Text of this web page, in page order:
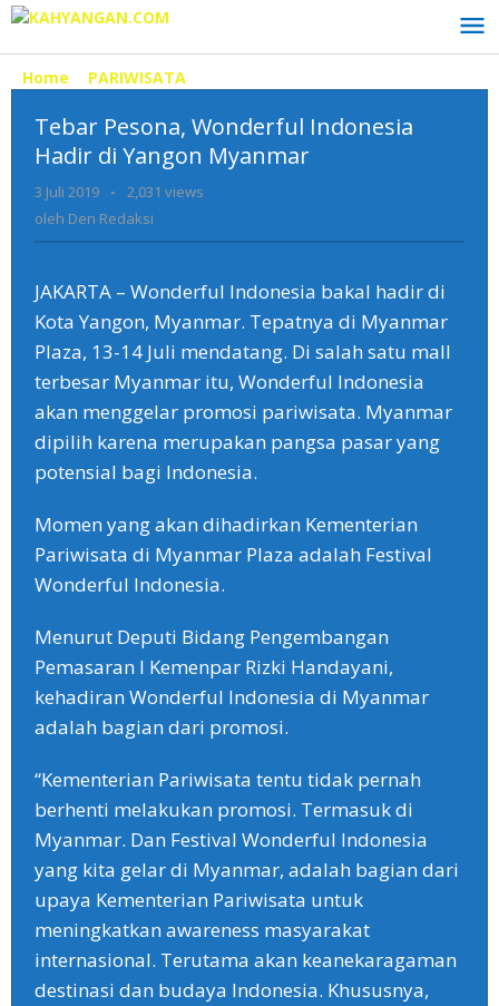
Lewati
konten
Home
PARIWISATA
Wonderful
Indonesia
Hadir
di
Myanmar
Tebar Pesona, Wonderful Indonesia
Hadir di Yangon Myanmar
3 Juli 2019
oleh
Den
-
2,031 views
oleh Den Redaksi
JAKARTA – Wonderful Indonesia bakal hadir di
Kota Yangon, Myanmar. Tepatnya di Myanmar
Plaza, 13-14 Juli mendatang. Di salah satu mall
terbesar Myanmar itu, Wonderful Indonesia
akan menggelar promosi pariwisata. Myanmar
dipilih karena merupakan pangsa pasar yang
potensial bagi Indonesia.
Momen yang akan dihadirkan Kementerian
Pariwisata di Myanmar Plaza adalah Festival
Wonderful Indonesia.
Menurut Deputi Bidang Pengembangan
Pemasaran I Kemenpar Rizki Handayani,
kehadiran Wonderful Indonesia di Myanmar
adalah bagian dari promosi.
“Kementerian Pariwisata tentu tidak pernah
berhenti melakukan promosi. Termasuk di
Myanmar. Dan Festival Wonderful Indonesia
yang kita gelar di Myanmar, adalah bagian dari
upaya Kementerian Pariwisata untuk
meningkatkan awareness masyarakat
internasional. Terutama akan keanekaragaman
destinasi dan budaya Indonesia. Khususnya,